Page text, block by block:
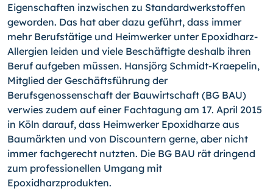
Eigenschaften inzwischen zu Standardwerkstoffen
geworden. Das hat aber dazu geführt, dass immer
mehr Berufstätige und Heimwerker unter Epoxid­harz-
Allergien leiden und viele Beschäftigte deshalb ihren
Beruf aufgeben müssen. Hansjörg Schmidt-Kraepelin,
Mitglied der Geschäftsführung der
Berufsgenossenschaft der Bauwirtschaft (BG BAU)
verwies zudem auf einer Fachtagung am 17. April 2015
in Köln darauf, dass Heimwerker Epoxidharze aus
Baumärkten und von Discountern ger­ne, aber nicht
immer fachgerecht nutzten. Die BG BAU rät dringend
zum professionel­len Umgang mit
Epoxidharzprodukten.